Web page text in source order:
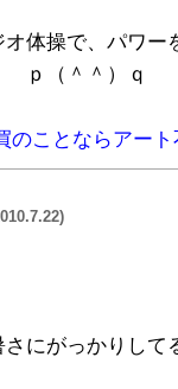
体操で、パワー
ｐ（＾＾）ｑ
のことならアー
にがっかりして